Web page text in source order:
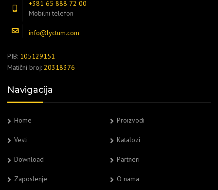
+381 65 888 72 00
Mobilni telefon
info@lyctum.com
PIB: 105129151
Matični broj: 20318376
Navigacija
Home Proizvodi
Vesti Katalozi
Download Partneri
Zaposlenje O nama